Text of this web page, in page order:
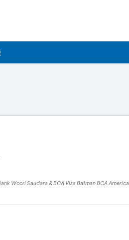
Woori Saudara & BCA Visa Batman BCA